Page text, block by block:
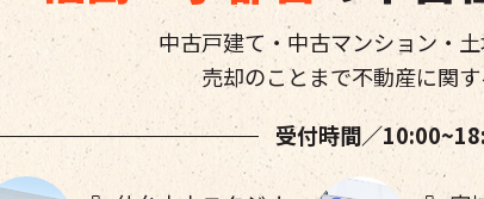
中古戸建て・中古マンション・
売却のことまで不動産に関
受付時間／